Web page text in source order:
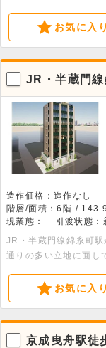
わせくださいお気に入
JR・半蔵門
件。飲食不可
造作価格：造作なし
階層/面積：6階 /
現業態：
引渡状態：
JR・半蔵門線錦糸町
通りの多い立地に面し
合わせください。
お気に入
京成曳舟駅徒